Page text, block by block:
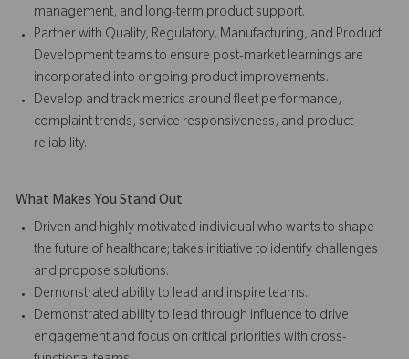
management, and long-term product support.
Partner with Quality, Regulatory, Manufacturing, and Product
Development teams to ensure post-market learnings are
incorporated into ongoing product improvements.
Develop and track metrics around fleet performance,
complaint trends, service responsiveness, and product
reliability.
What Makes You Stand Out
Driven and highly motivated individual who wants to shape
the future of healthcare; takes initiative to identify challenges
and propose solutions.
Demonstrated ability to lead and inspire teams.
Demonstrated ability to lead through influence to drive
engagement and focus on critical priorities with cross-